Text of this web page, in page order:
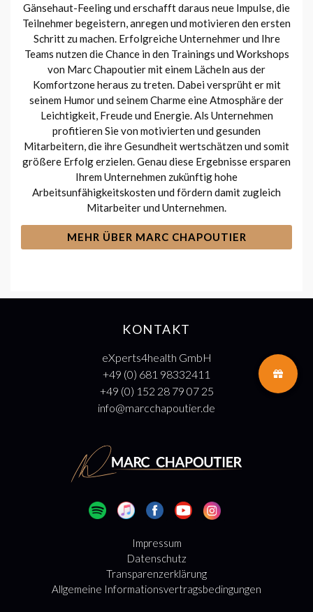
Gänsehaut-Feeling und erschafft daraus neue Impulse, die
Teilnehmer begeistern, anregen und motivieren den ersten
Schritt zu machen. Erfolgreiche Unternehmer und Ihre
Teams nutzen die Chance in den Trainings und Workshops
von Marc Chapoutier mit einem Lächeln aus der
Komfortzone heraus zu treten. Dabei versprüht er mit
seinem Humor und seinem Charme eine Atmosphäre der
Leichtigkeit, Freude und Energie. Als Unternehmen
profitieren Sie von motivierten und gesunden
Mitarbeitern, die ihre Gesundheit wertschätzen und somit
größere Erfolg erzielen. Genau diese Ergebnisse ersparen
Ihrem Unternehmen zukünftig hohe
Arbeitsunfähigkeitskosten und fördern damit zugleich
Mitarbeiter und Unternehmen.
MEHR ÜBER MARC CHAPOUTIER
KONTAKT
eXperts4health GmbH
+49 (0) 681 98332411
+49 (0) 152 28 79 07 25
info@marcchapoutier.de
Impressum
Datenschutz
Transparenzerklärung
Allgemeine Informationsvertragsbedingungen